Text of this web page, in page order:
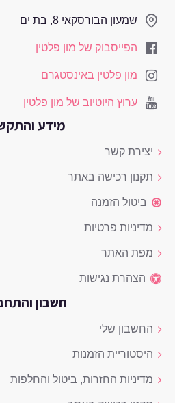
שמעון הבורסקאי 8, בת ים
הפייסבוק של מון פלטין
מון פלטין באינסטגרם
ערוץ היוטיוב של מון פלטין
מידע
יצירת קשר
תקנון רכישה באתר
ביטול הזמנה
מדיניות פרטיות
מפת האתר
הצהרת נגישות
חשבון
החשבון שלי
היסטוריית הזמנות
מדיניות החזרות, ביטול והחלפות